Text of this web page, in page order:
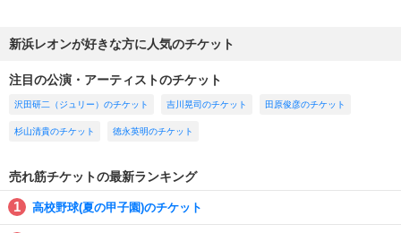
新浜レオンが好きな方に人気のチケット
注目の公演・アーティストのチケット
沢田研二（ジュリー）のチケット 吉川晃司のチケット 田原俊彦のチケット
杉山清貴のチケット 徳永英明のチケット
売れ筋チケットの最新ランキング
高校野球(夏の甲子園)のチケット